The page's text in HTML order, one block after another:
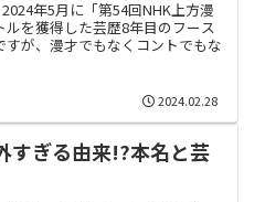
年5月に「第54回NHK上方漫
を獲得した芸歴8年目のフース
が、漫才でもなくコントでもな
2024.02.28
すぎる由来!?本名と芸